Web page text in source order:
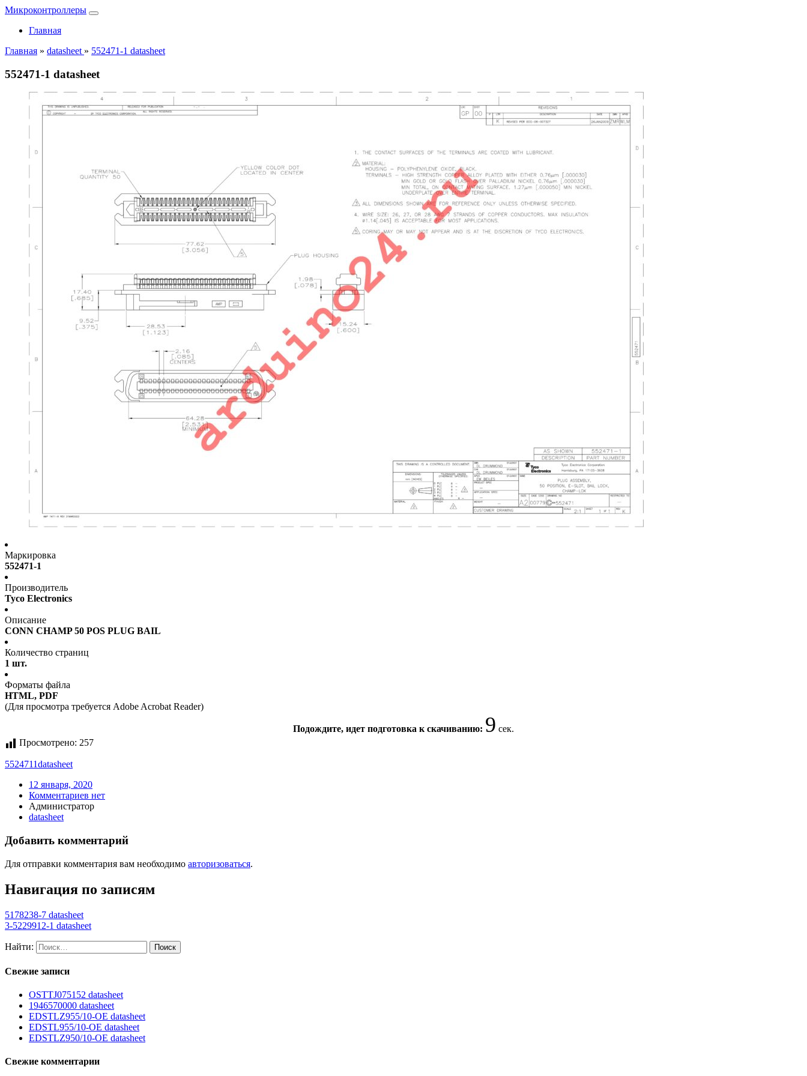
Микроконтроллеры
Главная
Главная » datasheet » 552471-1 datasheet
552471-1 datasheet
Маркировка
552471-1
Производитель
Tyco Electronics
Описание
CONN CHAMP 50 POS PLUG BAIL
Количество страниц
1 шт.
Форматы файла
HTML, PDF
(Для просмотра требуется Adobe Acrobat Reader)
Подождите, идет подготовка к скачиванию: 8 сек.
Просмотрено: 257
5524711datasheet
12 января, 2020
Комментариев нет
Администратор
datasheet
Добавить комментарий
Для отправки комментария вам необходимо авторизоваться.
Навигация по записям
5178238-7 datasheet
3-5229912-1 datasheet
Найти:
Свежие записи
OSTTJ075152 datasheet
1946570000 datasheet
EDSTLZ955/10-OE datasheet
EDSTL955/10-OE datasheet
EDSTLZ950/10-OE datasheet
Свежие комментарии